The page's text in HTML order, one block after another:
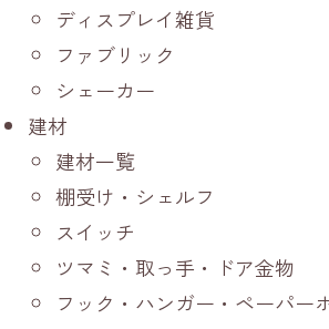
ディスプレイ雑貨
ファブリック
シェーカー
建材
建材一覧
棚受け・シェルフ
スイッチ
ツマミ・取っ手・ドア金物
フック・ハンガー・ペーパー